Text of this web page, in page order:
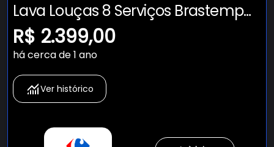
Lava Louças 8 Serviços Brastemp
Cinza - Blf08bs 220v
R$ 2.399,00
há cerca de 1 ano
Ver histórico